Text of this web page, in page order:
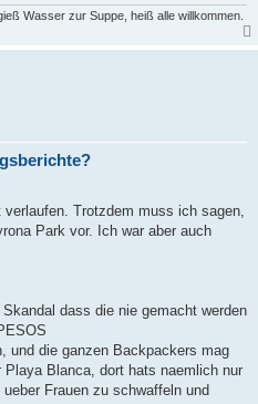
Wasser zur Suppe, heiß alle willkommen.
Trotzdem muss ich sagen,
Park vor. Ich war aber auch
dass die nie gemacht werden
und die ganzen Backpackers mag
Blanca, dort hats naemlich nur
Frauen zu schwaffeln und